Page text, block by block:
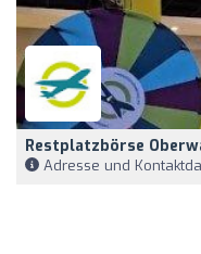
Restplatzbörse
Adresse und